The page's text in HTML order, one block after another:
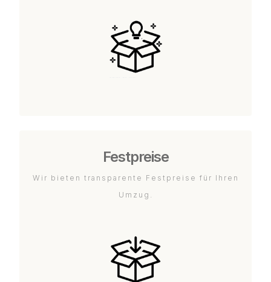
Festpreise
Wir bieten transparente Festpreise für Ihren
Umzug.